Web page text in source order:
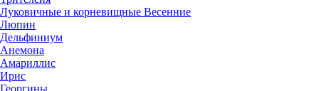
Луковичные и корневищные Весенние
Люпин
Дельфиниум
Анемона
Амариллис
Ирис
Георгины